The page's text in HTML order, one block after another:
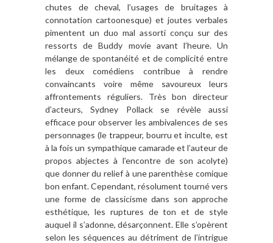
chutes de cheval, l’usages de bruitages à
connotation cartoonesque) et joutes verbales
pimentent un duo mal assorti conçu sur des
ressorts de Buddy movie avant l’heure. Un
mélange de spontanéité et de complicité entre
les deux comédiens contribue à rendre
convaincants voire même savoureux leurs
affrontements réguliers. Très bon directeur
d’acteurs, Sydney Pollack se révèle aussi
efficace pour observer les ambivalences de ses
personnages (le trappeur, bourru et inculte, est
à la fois un sympathique camarade et l’auteur de
propos abjectes à l’encontre de son acolyte)
que donner du relief à une parenthèse comique
bon enfant. Cependant, résolument tourné vers
une forme de classicisme dans son approche
esthétique, les ruptures de ton et de style
auquel il s’adonne, désarçonnent. Elle s’opèrent
selon les séquences au détriment de l’intrigue